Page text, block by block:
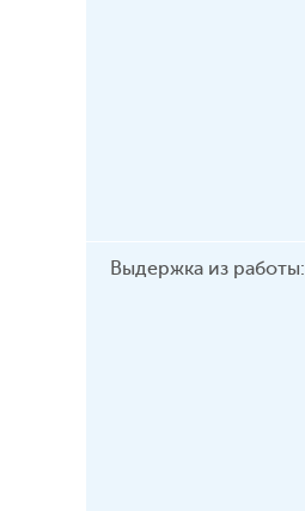
Выдержка из работы: